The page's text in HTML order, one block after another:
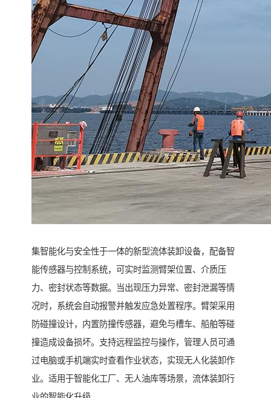
集智能化与安全性于一体的新型流体装卸设备，配备智
能传感器与控制系统，可实时监测臂架位置、介质压
力、密封状态等数据。当出现压力异常、密封泄漏等情
况时，系统会自动报警并触发应急处置程序。臂架采用
防碰撞设计，内置防撞传感器，避免与槽车、船舶等碰
撞造成设备损坏。支持远程监控与操作，管理人员可通
过电脑或手机端实时查看作业状态，实现无人化装卸作
业。适用于智能化工厂、无人油库等场景，流体装卸行